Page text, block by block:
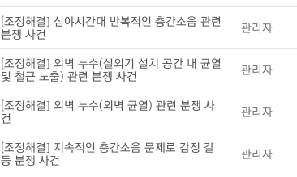
[조정해결] 심야시간대 반복적인 층간소음 관련
분쟁 사건
관리자
[조정해결] 외벽 누수(실외기 설치 공간 내 균열
및 철근 노출) 관련 분쟁 사건
관리자
[조정해결] 외벽 누수(외벽 균열) 관련 분쟁 사
건
관리자
[조정해결] 지속적인 층간소음 문제로 감정 갈
등 분쟁 사건
관리자